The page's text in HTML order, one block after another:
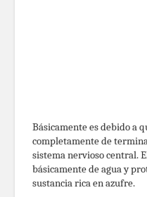
Básicamente es debido a
completamente de
sistema nervioso central.
básicamente de agua y
sustancia rica en azufre.